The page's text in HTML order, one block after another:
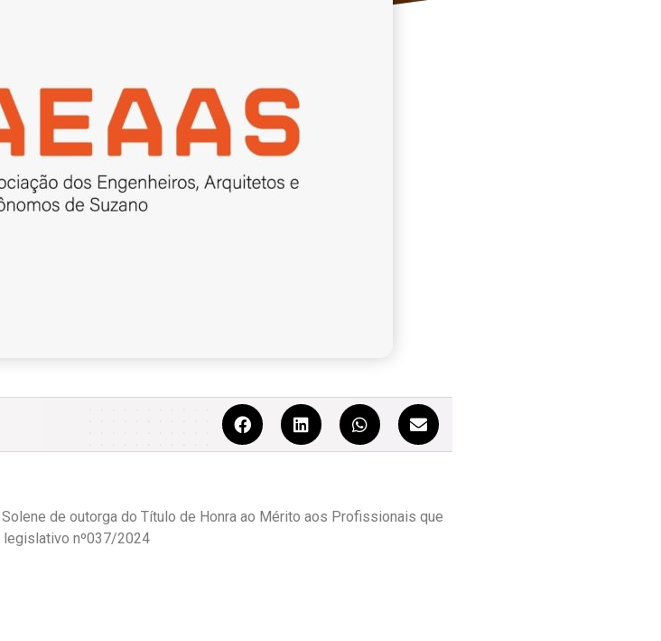
de outorga do Título de Honra ao Mérito aos Profissionais que
legislativo nº037/2024